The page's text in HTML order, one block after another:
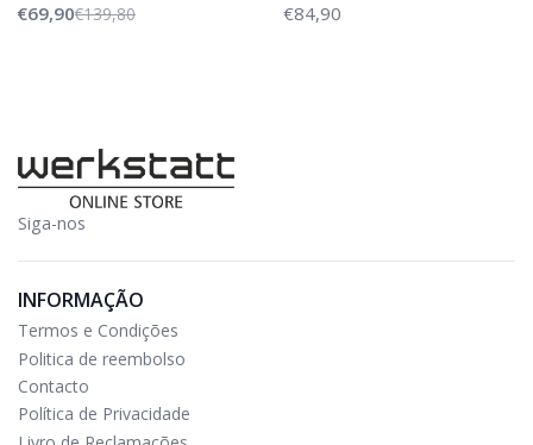
€69,90€139,80 €84,90
Siga-nos
INFORMAÇÃO
Termos e Condições
Politica de reembolso
Contacto
Política de Privacidade